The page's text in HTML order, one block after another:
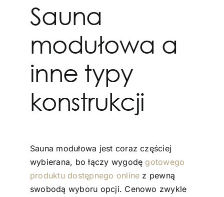
Sauna
modułowa a
inne typy
konstrukcji
Sauna modułowa jest coraz częściej
wybierana, bo łączy wygodę gotowego
produktu dostępnego online z pewną
swobodą wyboru opcji. Cenowo zwykle